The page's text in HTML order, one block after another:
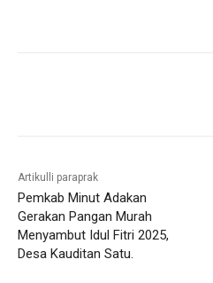
Artikulli paraprak
Pemkab Minut Adakan
Gerakan Pangan Murah
Menyambut Idul Fitri 2025,
Desa Kauditan Satu.